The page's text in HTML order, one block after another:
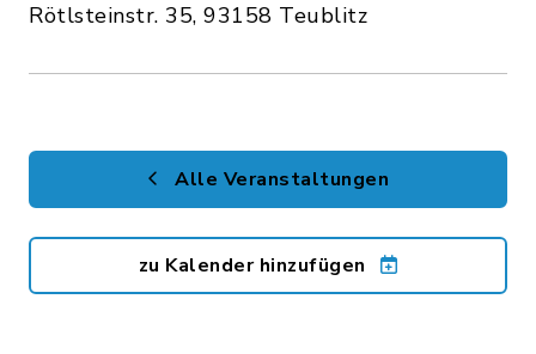
Rötlsteinstr. 35, 93158 Teublitz
Alle Veranstaltungen
zu Kalender hinzufügen